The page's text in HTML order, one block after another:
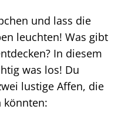
und lass die
leuchten! Was gibt
In diesem
was los! Du
lustige Affen, die
könnten: